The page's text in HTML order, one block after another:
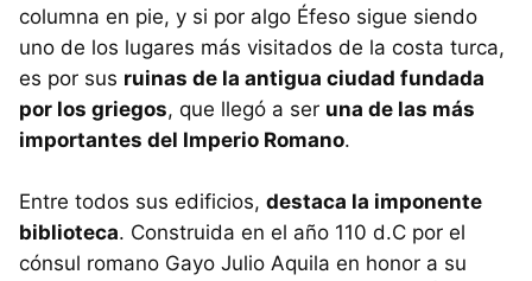
columna en pie, y si por algo Éfeso sigue siendo
uno de los lugares más visitados de la costa turca,
es por sus ruinas de la antigua ciudad fundada
por los griegos, que llegó a ser una de las más
importantes del Imperio Romano.
Entre todos sus edificios, destaca la imponente
biblioteca. Construida en el año 110 d.C por el
cónsul romano Gayo Julio Aquila en honor a su